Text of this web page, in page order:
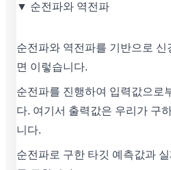
▼ 순전파와 역전파
순전파와 역전파를 기반으로
면 이렇습니다.
순전파를 진행하여 입력값으로
다. 여기서 출력값은 우리가 구
니다.
순전파로 구한 타깃 예측값과